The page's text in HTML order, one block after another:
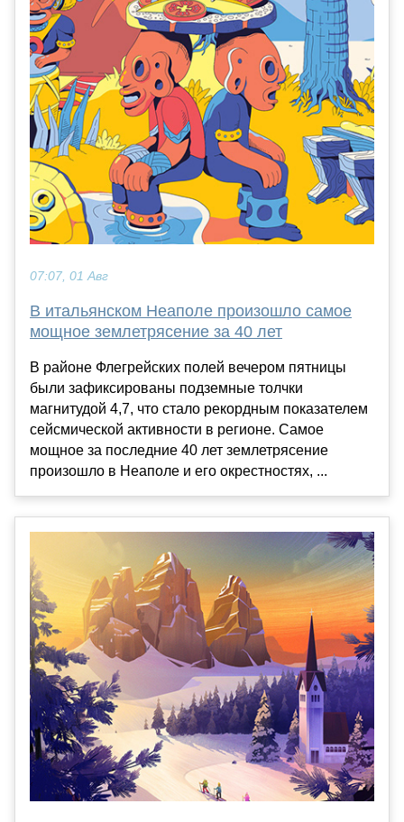
07:07, 01 Авг
В итальянском Неаполе произошло самое
мощное землетрясение за 40 лет
В районе Флегрейских полей вечером пятницы
были зафиксированы подземные толчки
магнитудой 4,7, что стало рекордным показателем
сейсмической активности в регионе. Самое
мощное за последние 40 лет землетрясение
произошло в Неаполе и его окрестностях, ...